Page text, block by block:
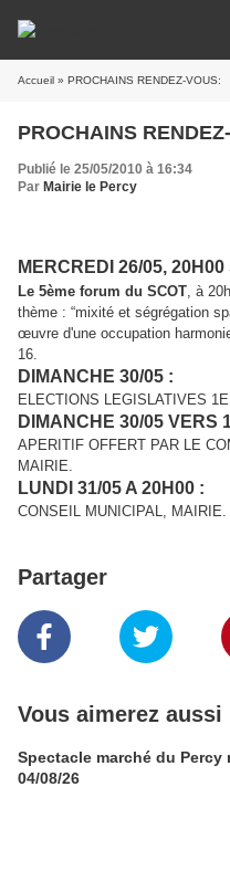
Accueil » PROCHAINS RENDEZ-VOUS:
PROCHAINS
Publié le 25/05/2010 à 16:34
Par Mairie le Percy
MERCREDI 26/05,
Le 5ème forum du SCOT, à
thème : “mixité et ségrégation
œuvre d'une occupation
16.
DIMANCHE 30/05 :
ELECTIONS LEGISLATIVES
DIMANCHE 30/05 VERS
APERITIF OFFERT PAR LE
MAIRIE.
LUNDI 31/05 A 20H00 :
CONSEIL MUNICIPAL, MAIRIE.
Partager
Vous aimerez aussi
Spectacle marché du Percy
04/08/26